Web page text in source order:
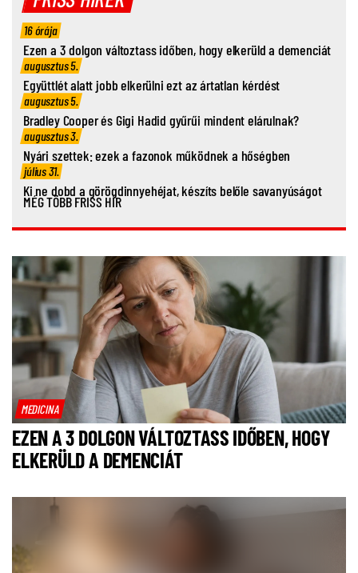
16 órája
Ezen a 3 dolgon változtass időben, hogy elkerüld a demenciát
augusztus 5.
Együttlét alatt jobb elkerülni ezt az ártatlan kérdést
augusztus 5.
Bradley Cooper és Gigi Hadid gyűrűi mindent elárulnak?
augusztus 3.
Nyári szettek: ezek a fazonok működnek a hőségben
július 31.
Ki ne dobd a görögdinnyehéjat, készíts belőle savanyúságot
MÉG TÖBB FRISS HÍR
MEDICINA
EZEN A 3 DOLGON VÁLTOZTASS IDŐBEN, HOGY
ELKERÜLD A DEMENCIÁT